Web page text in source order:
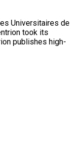
Universitaires de
took its
publishes high-